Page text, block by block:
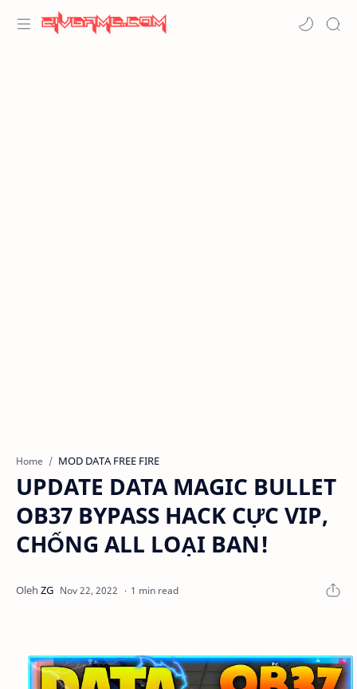
Home MOD DATA FREE FIRE
UPDATE DATA MAGIC BULLET
OB37 BYPASS HACK CỰC VIP,
CHỐNG ALL LOẠI BAN!
1 min read